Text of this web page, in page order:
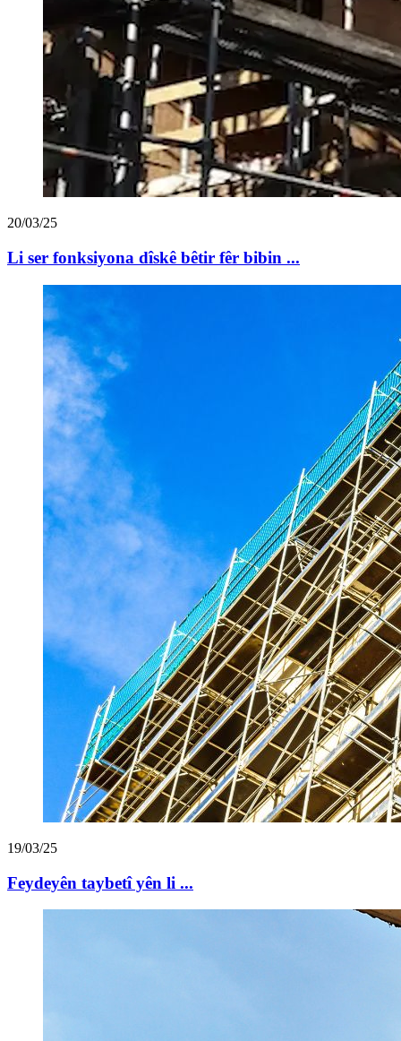
20/03/25
Li ser fonksiyona dîskê bêtir fêr bibin ...
19/03/25
Feydeyên taybetî yên li ...